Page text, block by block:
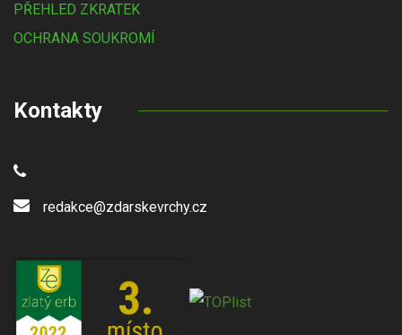
PŘEHLED ZKRATEK
OCHRANA SOUKROMÍ
Kontakty
redakce@zdarskevrchy.cz